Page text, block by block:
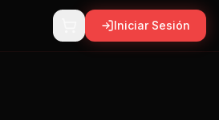
Iniciar Sesión